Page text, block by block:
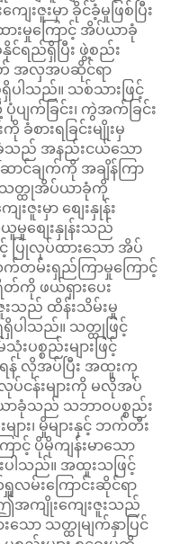
းဇူးမှာ ခိုင်ခံ့မှုဖြစ်ပြီး
မှုကြောင့် အိပ်ယာခုံ
င်ရည်ရှိပြီး ဖွဲ့စည်း
တ် အလှအပဆိုင်ရာ
ပါသည်။ သစ်သားဖြင့်
ပျက်ခြင်း၊ ကွဲအက်ခြင်း
ခံစားရခြင်းမျိုးမှ
ခုံသည် အနည်းငယ်သော
ာင်ချက်ကို အချိန်ကြာ
င်သတ္ထုအိပ်ယာခုံကို
ဇူးမှာ စျေးနှုန်း
မှုစျေးနှုန်းသည်
ပြုလုပ်ထားသော အိပ်
တမ်းရှည်ကြာမှုကြောင့်
ကို ဖယ်ရှားပေး
းသည် ထိန်းသိမ်းမှု
ပါသည်။ သတ္ထုဖြင့်
စ္စည်းများဖြင့်
န် လိုအပ်ပြီး အထူးကု
ပ်ငန်းများကို မလိုအပ်
ာခုံသည် သဘာဝပစ္စည်း
ား၊ မှိုများနှင့် ဘက်တီး
ာင့် ပိုမိုကျန်းမာသော
ပါသည်။ အထူးသဖြင့်
မ်းကြောင်းဆိုင်ရာ
ဤအကျိုးကျေးဇူးသည်
သော သတ္ထုမျက်နှာပြင်